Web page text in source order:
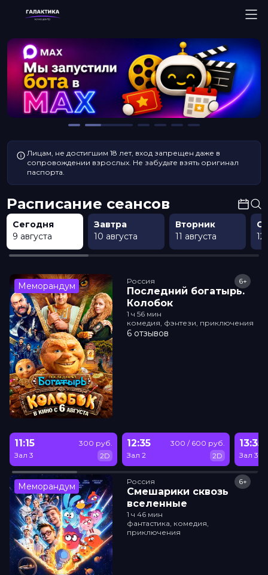
Лицам, не достигшим 18 лет, вход запрещен даже в
сопровождении взрослых. Не забудьте взять оригинал
паспорта.
Расписание сеансов
Сегодня
9 августа
Завтра
10 августа
Вторник
11 августа
12
Меморандум Россия
Последний богатырь.
Колобок
6+
1 ч 56 мин
комедия, фэнтези, приключения
6 отзывов
11:15
Зал 3
300 руб.
2D
12:35
Зал 2
300 / 600 руб.
2D
13:35
Зал 3
Меморандум Россия
Смешарики сквозь
вселенные
6+
1 ч 46 мин
фантастика, комедия,
приключения